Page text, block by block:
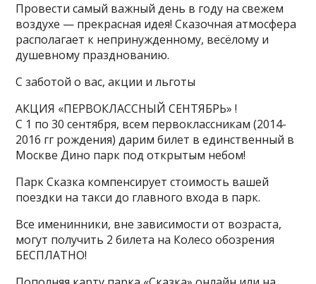
Провести самый важный день в году на свежем
воздухе — прекрасная идея! Сказочная атмосфера
располагает к непринужденному, весёлому и
душевному празднованию.
С заботой о вас, акции и льготы
АКЦИЯ «ПЕРВОКЛАССНЫЙ СЕНТЯБРЬ» !
С 1 по 30 сентября, всем первоклассникам (2014-
2016 гг рождения) дарим билет в единственный в
Москве Дино парк под открытым небом!
Парк Сказка компенсирует стоимость вашей
поездки на такси до главного входа в парк.
Все именинники, вне зависимости от возраста,
могут получить 2 билета на Колесо обозрения
БЕСПЛАТНО!